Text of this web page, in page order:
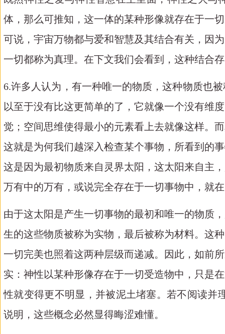
体，那么可推知，这一体的某种形像就存在于一
可说，宇宙万物都与爱和智慧及其结合有关，因
一切都称为真理。在下文我们会看到，这种结合
6.许多人认为，有一种唯一的物质，这种物质也
以至于没有比这更简单的了，它就像一个没有维
觉；空间思维使得最小的元素看上去就像这样。
这就是为何我们越深入检查某个事物，所看到的
这是因为最初物质来自灵界太阳，这太阳来自主
万有中的万有，或说完全存在于一切事物中，就
由于这太阳是产生一切事物的最初和唯一的物质
生的这些物质被称为实物，最后被称为材料。这
一切完美也照着这两种层级而递减。因此，如前
实：神性以某种形像存在于一切受造物中，只是
性就变得更不明显，并被泥土堵塞。若不阅读并
说明，这些概念必然显得晦涩难懂。